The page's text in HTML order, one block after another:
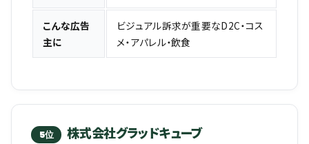
こんな広告
主に
ビジュアル訴求が重要なD2C・コス
メ・アパレル・飲食
5位 株式会社グラッドキューブ